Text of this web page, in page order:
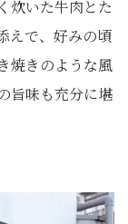
炊いた牛肉とた
えで、好みの頃
焼きのような風
旨味も充分に堪